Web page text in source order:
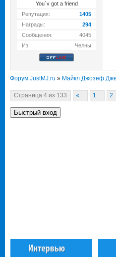
You`v got a friend
Репутация:
1405
Награды:
294
Сообщения:
4045
Из:
Челны
Форум JustMJ.ru » Майкл Джозеф
Страница 4 из 133 « 1 2